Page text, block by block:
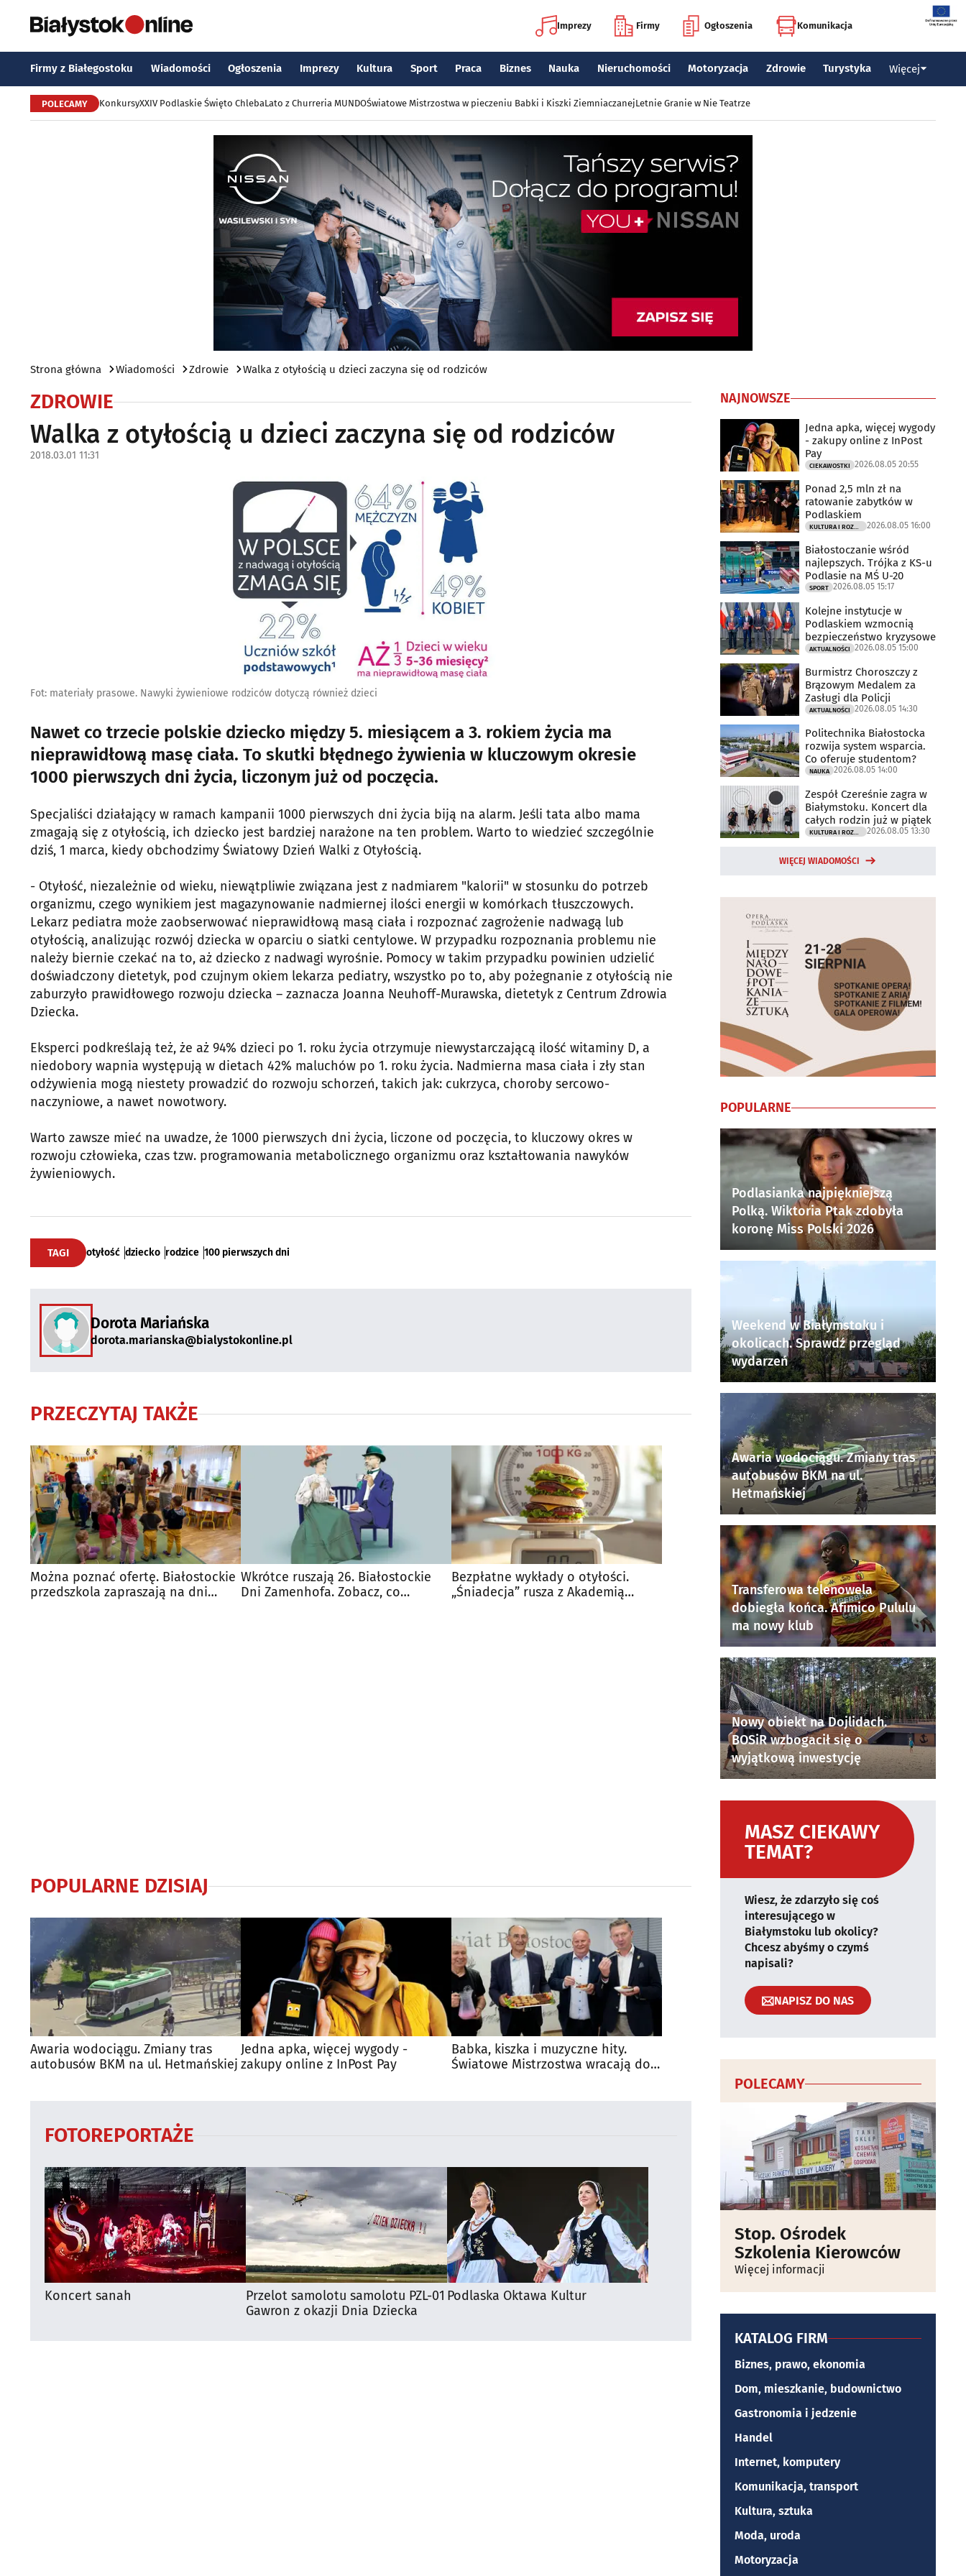
Imprezy Firmy Ogłoszenia Komunikacja
Firmy z Białegostoku Wiadomości Ogłoszenia Imprezy Kultura Sport Praca Biznes Nauka Nieruchomości Motoryzacja Zdrowie Turystyka Więcej
POLECAMY KonkursyXXIV Podlaskie Święto ChlebaLato z Churreria MUNDOŚwiatowe Mistrzostwa w pieczeniu Babki i Kiszki ZiemniaczanejLetnie Granie w Nie Teatrze
Strona główna Wiadomości Zdrowie Walka z otyłością u dzieci zaczyna się od rodziców
ZDROWIE
Walka z otyłością u dzieci zaczyna się od rodziców
2018.03.01 11:31
Fot: materiały prasowe. Nawyki żywieniowe rodziców dotyczą również dzieci
Nawet co trzecie polskie dziecko między 5. miesiącem a 3. rokiem życia ma
nieprawidłową masę ciała. To skutki błędnego żywienia w kluczowym okresie
1000 pierwszych dni życia, liczonym już od poczęcia.
Specjaliści działający w ramach kampanii 1000 pierwszych dni życia biją na alarm. Jeśli tata albo mama
zmagają się z otyłością, ich dziecko jest bardziej narażone na ten problem. Warto to wiedzieć szczególnie
dziś, 1 marca, kiedy obchodzimy Światowy Dzień Walki z Otyłością.
- Otyłość, niezależnie od wieku, niewątpliwie związana jest z nadmiarem "kalorii" w stosunku do potrzeb
organizmu, czego wynikiem jest magazynowanie nadmiernej ilości energii w komórkach tłuszczowych.
Lekarz pediatra może zaobserwować nieprawidłową masą ciała i rozpoznać zagrożenie nadwagą lub
otyłością, analizując rozwój dziecka w oparciu o siatki centylowe. W przypadku rozpoznania problemu nie
należy biernie czekać na to, aż dziecko z nadwagi wyrośnie. Pomocy w takim przypadku powinien udzielić
doświadczony dietetyk, pod czujnym okiem lekarza pediatry, wszystko po to, aby pożegnanie z otyłością nie
zaburzyło prawidłowego rozwoju dziecka – zaznacza Joanna Neuhoff-Murawska, dietetyk z Centrum Zdrowia
Dziecka.
Eksperci podkreślają też, że aż 94% dzieci po 1. roku życia otrzymuje niewystarczającą ilość witaminy D, a
niedobory wapnia występują w dietach 42% maluchów po 1. roku życia. Nadmierna masa ciała i zły stan
odżywienia mogą niestety prowadzić do rozwoju schorzeń, takich jak: cukrzyca, choroby sercowo-
naczyniowe, a nawet nowotwory.
Warto zawsze mieć na uwadze, że 1000 pierwszych dni życia, liczone od poczęcia, to kluczowy okres w
rozwoju człowieka, czas tzw. programowania metabolicznego organizmu oraz kształtowania nawyków
żywieniowych.
TAGI otyłość dziecko rodzice 100 pierwszych dni
Dorota Mariańska
dorota.marianska@bialystokonline.pl
PRZECZYTAJ TAKŻE
Można poznać ofertę. Białostockie
przedszkola zapraszają na dni
Wkrótce ruszają 26. Białostockie
Dni Zamenhofa. Zobacz, co
Bezpłatne wykłady o otyłości.
„Śniadecja” rusza z Akademią
POPULARNE DZISIAJ
Awaria wodociągu. Zmiany tras
autobusów BKM na ul. Hetmańskiej
Jedna apka, więcej wygody -
zakupy online z InPost Pay
Babka, kiszka i muzyczne hity.
Światowe Mistrzostwa wracają do
FOTOREPORTAŻE
Koncert sanah
Przelot samolotu samolotu PZL-01
Gawron z okazji Dnia Dziecka
Podlaska Oktawa Kultur
NAJNOWSZE
Jedna apka, więcej wygody
- zakupy online z InPost
Pay
CIEKAWOSTKI 2026.08.05 20:55
Ponad 2,5 mln zł na
ratowanie zabytków w
Podlaskiem
2026.08.05 16:00
Białostoczanie wśród
najlepszych. Trójka z KS-u
Podlasie na MŚ U-20
SPORT 2026.08.05 15:17
Kolejne instytucje w
Podlaskiem wzmocnią
bezpieczeństwo kryzysowe
AKTUALNOŚCI 2026.08.05 15:00
Burmistrz Choroszczy z
Brązowym Medalem za
Zasługi dla Policji
AKTUALNOŚCI 2026.08.05 14:30
Politechnika Białostocka
rozwija system wsparcia.
Co oferuje studentom?
NAUKA 2026.08.05 14:00
Zespół Czereśnie zagra w
Białymstoku. Koncert dla
całych rodzin już w piątek
2026.08.05 13:30
WIĘCEJ WIADOMOŚCI
POPULARNE
Podlasianka najpiękniejszą
Polką. Wiktoria Ptak zdobyła
koronę Miss Polski 2026
Weekend w Białymstoku i
okolicach. Sprawdź przegląd
wydarzeń
Awaria wodociągu. Zmiany tras
autobusów BKM na ul.
Hetmańskiej
Transferowa telenowela
dobiegła końca. Afimico Pululu
ma nowy klub
Nowy obiekt na Dojlidach.
BOSiR wzbogacił się o
wyjątkową inwestycję
MASZ CIEKAWY
TEMAT?
Wiesz, że zdarzyło się coś
interesującego w
Białymstoku lub okolicy?
Chcesz abyśmy o czymś
napisali?
NAPISZ DO NAS
POLECAMY
Stop. Ośrodek
Szkolenia Kierowców
Więcej informacji
KATALOG FIRM
Biznes, prawo, ekonomia
Dom, mieszkanie, budownictwo
Gastronomia i jedzenie
Handel
Internet, komputery
Komunikacja, transport
Kultura, sztuka
Moda, uroda
Motoryzacja